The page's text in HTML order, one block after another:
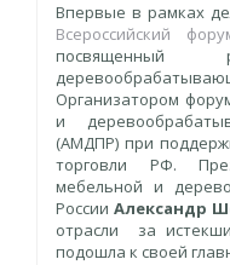
Впервые в рамках
Всероссийский
Организатором
и
(АМДПР) при
торговли РФ.
мебельной и
России Александр
отрасли за
подошла к своей